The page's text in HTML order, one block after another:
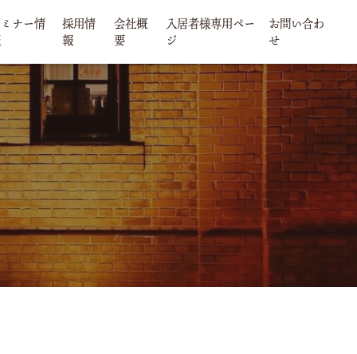
ナー情
採用情
報
会社概
要
入居者様専用ペー
ジ
お問い合わ
せ